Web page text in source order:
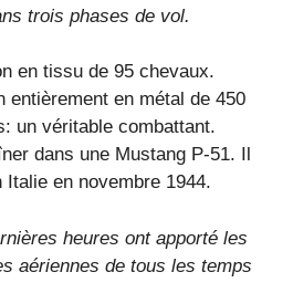
trois phases de vol.
en tissu de 95 chevaux.
entièrement en métal de 450
un véritable combattant.
dans une Mustang P-51. Il
en novembre 1944.
heures ont apporté les
aériennes de tous les temps